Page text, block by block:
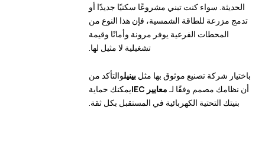
الحديثة. سواء كنت تبني مشروعًا سكنيًا جديدًا أو
تدمج مزرعة للطاقة الشمسية، فإن هذا النوع من
المحطات الفرعية يوفر مرونة وأمانًا وقيمة
تشغيلية لا مثيل لها.
باختيار شركة تصنيع موثوق بها مثلبينيلوالتأكد من
أن نظامك مصمم وفقًا لـمعايير IEC
يمكنك حماية
بنيتك التحتية الكهربائية في المستقبل بكل ثقة.